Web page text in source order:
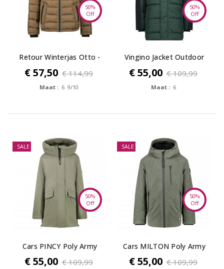
50%
Off
Retour Winterjas Otto -
deep sand
€ 57,50 € 114,99
Maat : 6 9/10
50%
Off
Vingino Jacket Outdoor
Telo
€ 55,00 € 109,99
Maat : 6
SALE
50%
Off
Cars PINCY Poly Army
€ 55,00 € 109,99
SALE
50%
Off
Cars MILTON Poly Army
€ 55,00 € 109,99